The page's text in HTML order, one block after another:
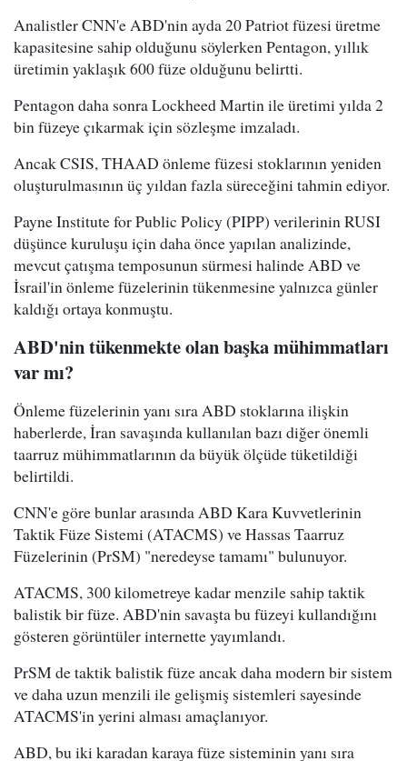
Analistler CNN'e ABD'nin ayda 20 Patriot füzesi üretme
kapasitesine sahip olduğunu söylerken Pentagon, yıllık
üretimin yaklaşık 600 füze olduğunu belirtti.
Pentagon daha sonra Lockheed Martin ile üretimi yılda 2
bin füzeye çıkarmak için sözleşme imzaladı.
Ancak CSIS, THAAD önleme füzesi stoklarının yeniden
oluşturulmasının üç yıldan fazla süreceğini tahmin ediyor.
Payne Institute for Public Policy (PIPP) verilerinin RUSI
düşünce kuruluşu için daha önce yapılan analizinde,
mevcut çatışma temposunun sürmesi halinde ABD ve
İsrail'in önleme füzelerinin tükenmesine yalnızca günler
kaldığı ortaya konmuştu.
ABD'nin tükenmekte olan başka mühimmatları
var mı?
Önleme füzelerinin yanı sıra ABD stoklarına ilişkin
haberlerde, İran savaşında kullanılan bazı diğer önemli
taarruz mühimmatlarının da büyük ölçüde tüketildiği
belirtildi.
CNN'e göre bunlar arasında ABD Kara Kuvvetlerinin
Taktik Füze Sistemi (ATACMS) ve Hassas Taarruz
Füzelerinin (PrSM) "neredeyse tamamı" bulunuyor.
ATACMS, 300 kilometreye kadar menzile sahip taktik
balistik bir füze. ABD'nin savaşta bu füzeyi kullandığını
gösteren görüntüler internette yayımlandı.
PrSM de taktik balistik füze ancak daha modern bir sistem
ve daha uzun menzili ile gelişmiş sistemleri sayesinde
ATACMS'in yerini alması amaçlanıyor.
ABD, bu iki karadan karaya füze sisteminin yanı sıra